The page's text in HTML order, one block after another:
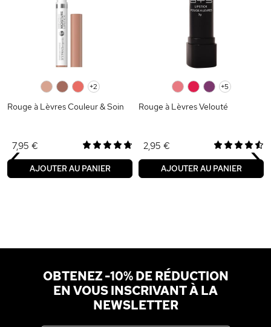
+2
Rouge à Lèvres Couleur & Soin
7,95 €
AJOUTER AU PANIER
+5
Rouge à Lèvres Velouté
2,95 €
AJOUTER AU PANIER
‹ ›
OBTENEZ -10% DE RÉDUCTION
EN VOUS INSCRIVANT À LA
NEWSLETTER